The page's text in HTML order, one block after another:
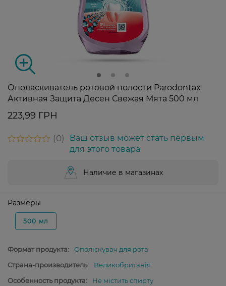
Ополаскиватель ротовой полости Parodontax
Активная Защита Десен Свежая Мята 500 мл
223,99 ГРН
0
Ваш отзыв может стать первым
для этого товара
Наличие в магазинах
Размеры
500 мл
Формат продукта:
Ополіскувач для рота
Страна-производитель:
Великобританія
Особенность продукта:
Не містить спирту